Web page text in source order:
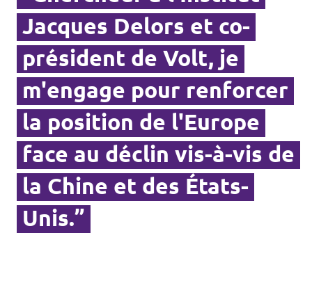
Jacques Delors et co-
président de Volt, je
m'engage pour renforcer
la position de l'Europe
face au déclin vis-à-vis de
la Chine et des États-
Unis.”